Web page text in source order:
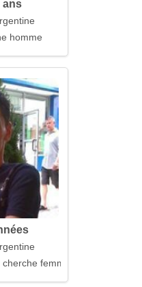
ans
homme
femme